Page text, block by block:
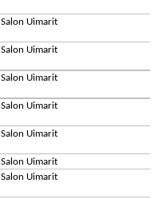
Salon Uimarit
Salon Uimarit
Salon Uimarit
Salon Uimarit
Salon Uimarit
Salon Uimarit
Salon Uimarit